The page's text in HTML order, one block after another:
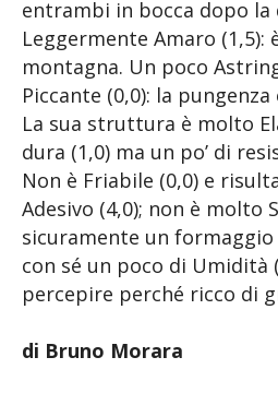
entrambi in bocca dopo la
Leggermente Amaro (1,5):
montagna. Un poco
Piccante (0,0): la
La sua struttura è molto
dura (1,0) ma un po’ di
Non è Friabile (0,0) e
Adesivo (4,0); non è molto
sicuramente un
con sé un poco di Umidità
percepire perché ricco di
di Bruno Morara